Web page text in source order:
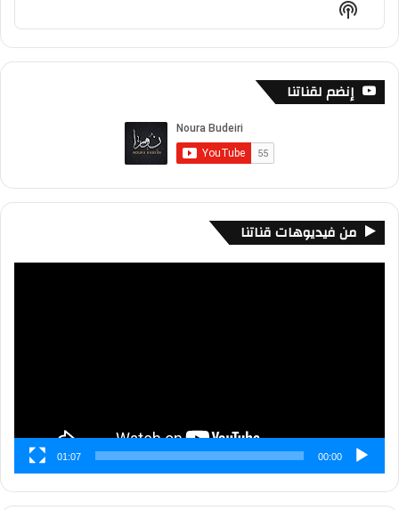
Show
Podcast
Information
إنضم لقناتنا
من فيديوهات قناتنا
00:00
01:07